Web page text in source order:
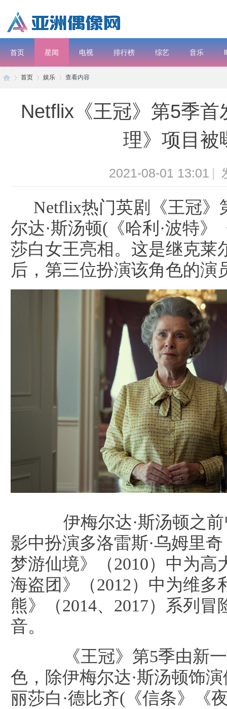
首页 星闻
电影
电视 排行榜 综艺 音乐
首页 娱乐 查看内容
Netflix《王冠》第5季
理》项目被
2021-08-01 13:01
Netflix热门英剧《王冠》
尔达·斯汤顿(《哈利·波特
莎白女王亮相。这是继克莱
后，第三位扮演该角色的演
伊梅尔达·斯汤顿之前
影中扮演多洛雷斯·乌姆里
梦游仙境》（2010）中为
海盗团》（2012）中为维
熊》（2014、2017）系列
音。
《王冠》第5季由新一
色，除伊梅尔达·斯汤顿饰
丽莎白·德比齐(《信条》《